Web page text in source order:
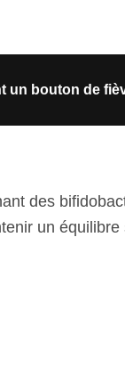
un bouton de
des
un